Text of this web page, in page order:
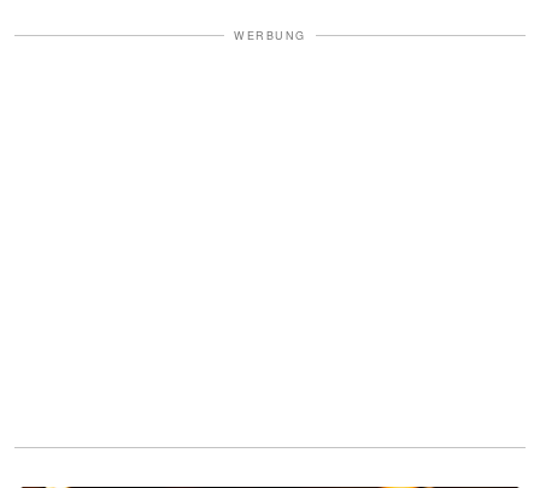
WERBUNG